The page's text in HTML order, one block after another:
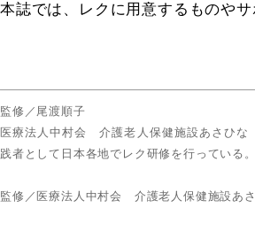
本誌では、レクに用意するものや
監修／尾渡順子
医療法人中村会 介護老人保健施設あさひ
践者として日本各地でレク研修を行っている
監修／医療法人中村会 介護老人保健施設あ